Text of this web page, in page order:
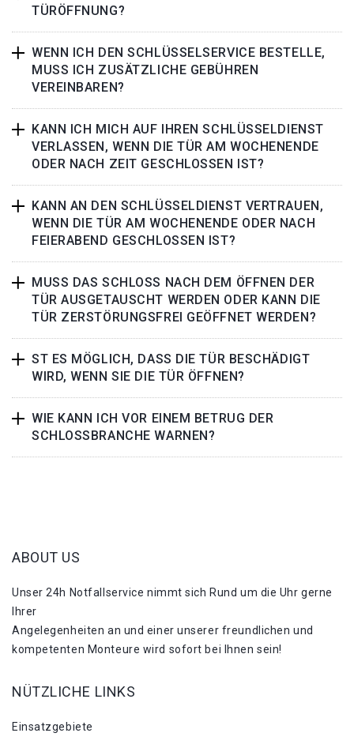
TÜRÖFFNUNG?
WENN ICH DEN SCHLÜSSELSERVICE BESTELLE,
MUSS ICH ZUSÄTZLICHE GEBÜHREN
VEREINBAREN?
KANN ICH MICH AUF IHREN SCHLÜSSELDIENST
VERLASSEN, WENN DIE TÜR AM WOCHENENDE
ODER NACH ZEIT GESCHLOSSEN IST?
KANN AN DEN SCHLÜSSELDIENST VERTRAUEN,
WENN DIE TÜR AM WOCHENENDE ODER NACH
FEIERABEND GESCHLOSSEN IST?
MUSS DAS SCHLOSS NACH DEM ÖFFNEN DER
TÜR AUSGETAUSCHT WERDEN ODER KANN DIE
TÜR ZERSTÖRUNGSFREI GEÖFFNET WERDEN?
ST ES MÖGLICH, DASS DIE TÜR BESCHÄDIGT
WIRD, WENN SIE DIE TÜR ÖFFNEN?
WIE KANN ICH VOR EINEM BETRUG DER
SCHLOSSBRANCHE WARNEN?
ABOUT US
Unser 24h Notfallservice nimmt sich Rund um die Uhr gerne
Ihrer
Angelegenheiten an und einer unserer freundlichen und
kompetenten Monteure wird sofort bei Ihnen sein!
NÜTZLICHE LINKS
Einsatzgebiete